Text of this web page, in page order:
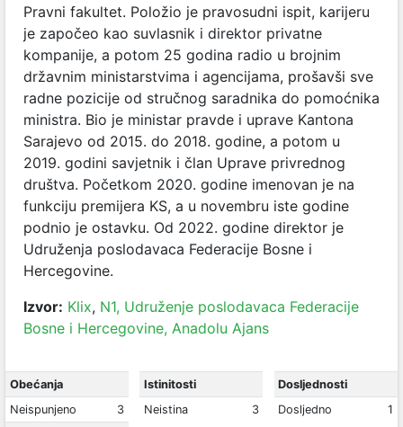
Pravni fakultet. Položio je pravosudni ispit, karijeru
je započeo kao suvlasnik i direktor privatne
kompanije, a potom 25 godina radio u brojnim
državnim ministarstvima i agencijama, prošavši sve
radne pozicije od stručnog saradnika do pomoćnika
ministra. Bio je ministar pravde i uprave Kantona
Sarajevo od 2015. do 2018. godine, a potom u
2019. godini savjetnik i član Uprave privrednog
društva. Početkom 2020. godine imenovan je na
funkciju premijera KS, a u novembru iste godine
podnio je ostavku. Od 2022. godine direktor je
Udruženja poslodavaca Federacije Bosne i
Hercegovine.
Izvor: Klix, N1, Udruženje poslodavaca Federacije
Bosne i Hercegovine, Anadolu Ajans
Obećanja
Neispunjeno
3
Istinitosti
Neistina
3
Dosljednosti
Dosljedno
1